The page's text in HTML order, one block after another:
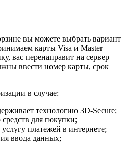
вы можете выбрать вариант
карты Visa и Master
вас перенаправит на сервер
ввести номер карты, срок
в случае:
технологию 3D-Secure;
средств для покупки;
платежей в интернете;
ввода данных;